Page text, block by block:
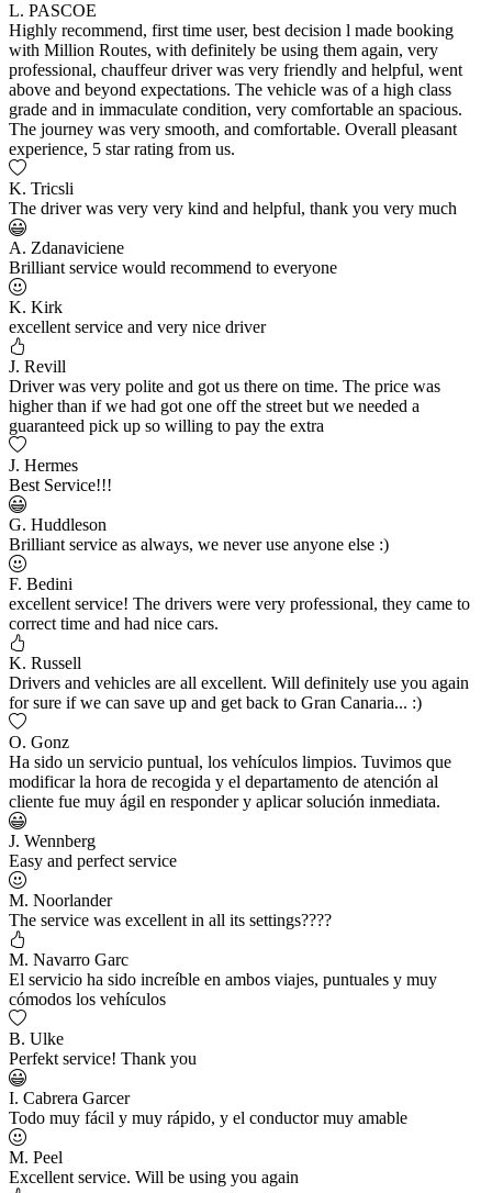
L. PASCOE
Highly recommend, first time user, best decision l made booking
with Million Routes, with definitely be using them again, very
professional, chauffeur driver was very friendly and helpful, went
above and beyond expectations. The vehicle was of a high class
grade and in immaculate condition, very comfortable an spacious.
The journey was very smooth, and comfortable. Overall pleasant
experience, 5 star rating from us.
K. Tricsli
The driver was very very kind and helpful, thank you very much
A. Zdanaviciene
Brilliant service would recommend to everyone
K. Kirk
excellent service and very nice driver
J. Revill
Driver was very polite and got us there on time. The price was
higher than if we had got one off the street but we needed a
guaranteed pick up so willing to pay the extra
J. Hermes
Best Service!!!
G. Huddleson
Brilliant service as always, we never use anyone else :)
F. Bedini
excellent service! The drivers were very professional, they came to
correct time and had nice cars.
K. Russell
Drivers and vehicles are all excellent. Will definitely use you again
for sure if we can save up and get back to Gran Canaria... :)
O. Gonz
Ha sido un servicio puntual, los vehículos limpios. Tuvimos que
modificar la hora de recogida y el departamento de atención al
cliente fue muy ágil en responder y aplicar solución inmediata.
J. Wennberg
Easy and perfect service
M. Noorlander
The service was excellent in all its settings????
M. Navarro Garc
El servicio ha sido increíble en ambos viajes, puntuales y muy
cómodos los vehículos
B. Ulke
Perfekt service! Thank you
I. Cabrera Garcer
Todo muy fácil y muy rápido, y el conductor muy amable
M. Peel
Excellent service. Will be using you again